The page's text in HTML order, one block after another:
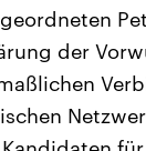
Anhalt
am 6.
neuen
wird das
Koalition aus
der